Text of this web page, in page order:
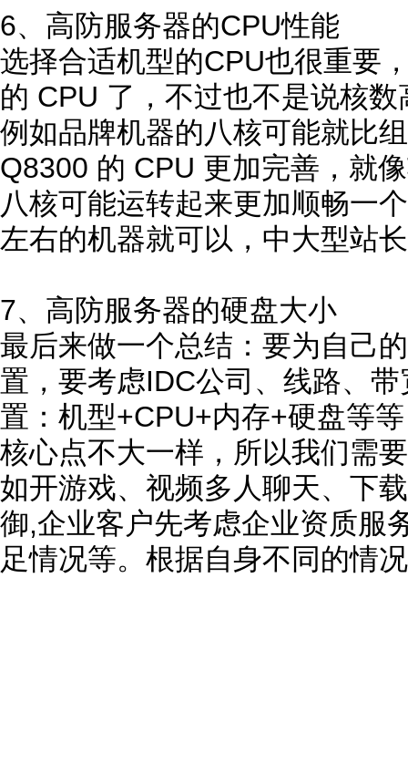
6、高防服务器的CPU性能
选择合适机型的CPU也很重要
的 CPU 了，不过也不是说核
例如品牌机器的八核可能就比
Q8300 的 CPU 更加完善，就
八核可能运转起来更加顺畅一
左右的机器就可以，中大型站
7、高防服务器的硬盘大小
最后来做一个总结：要为自己
置，要考虑IDC公司、线路、
置：机型+CPU+内存+硬盘等
核心点不大一样，所以我们需
如开游戏、视频多人聊天、下
御,企业客户先考虑企业资质服
足情况等。根据自身不同的情